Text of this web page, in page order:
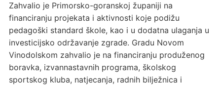
Zahvalio je Primorsko-goranskoj županiji na
financiranju projekata i aktivnosti koje podižu
pedagoški standard škole, kao i u dodatna ulaganja u
investicijsko održavanje zgrade. Gradu Novom
Vinodolskom zahvalio je na financiranju produženog
boravka, izvannastavnih programa, školskog
sportskog kluba, natjecanja, radnih bilježnica i